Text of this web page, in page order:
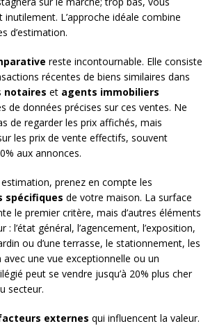
inutilement. L’approche idéale combine
d’estimation.
reste incontournable. Elle consiste
récentes de biens similaires dans
notaires et agents immobiliers
de données précises sur ces ventes. Ne
de regarder les prix affichés, mais
les prix de vente effectifs, souvent
aux annonces.
prenez en compte les
spécifiques de votre maison. La surface
le premier critère, mais d’autres éléments
: l’état général, l’agencement, l’exposition,
ou d’une terrasse, le stationnement, les
une vue exceptionnelle ou un
peut se vendre jusqu’à 20% plus cher
secteur.
externes qui influencent la valeur.